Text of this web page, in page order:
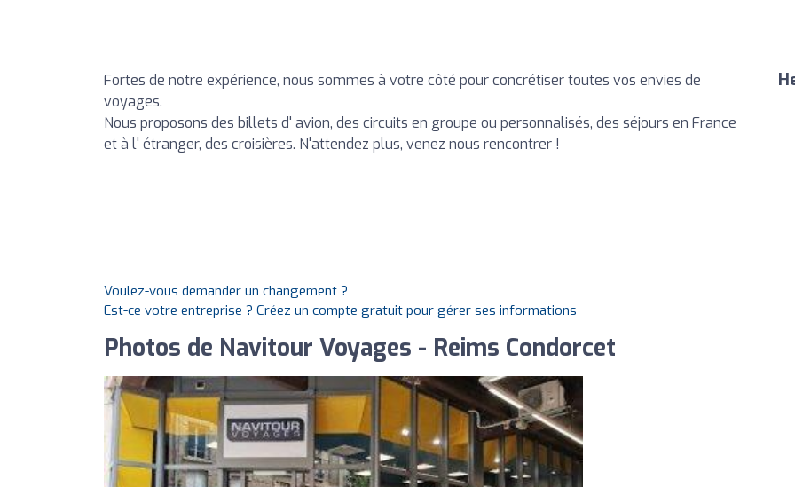
Fortes de notre expérience, nous sommes à votre côté pour concrétiser toutes vos envies de
voyages.
Nous proposons des billets d' avion, des circuits en groupe ou personnalisés, des séjours en France
et à l' étranger, des croisières. N'attendez plus, venez nous rencontrer !
Voulez-vous demander un changement ?
Est-ce votre entreprise ? Créez un compte gratuit pour gérer ses informations
Photos de Navitour Voyages - Reims Condorcet